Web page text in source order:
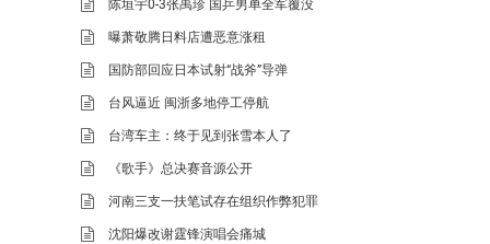
陈垣宇0-3张禹珍 国乒男单全军覆没
曝萧敬腾日料店遭恶意涨租
国防部回应日本试射“战斧”导弹
台风逼近 闽浙多地停工停航
台湾车主：终于见到张雪本人了
《歌手》总决赛音源公开
河南三支一扶笔试存在组织作弊犯罪
沈阳爆改谢霆锋演唱会痛城